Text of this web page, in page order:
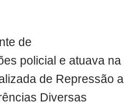
de
policial e atuava na
de Repressão a
Diversas